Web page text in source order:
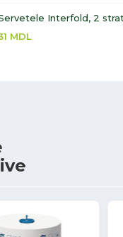
Interfold, 2
MDL